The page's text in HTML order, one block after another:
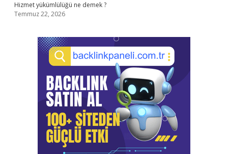
Hizmet yükümlülüğü ne demek ?
Temmuz 22, 2026